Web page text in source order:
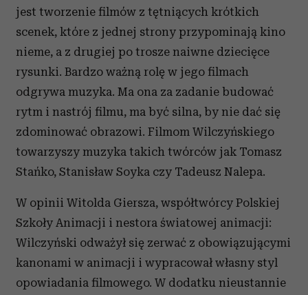
jest tworzenie filmów z tętniących krótkich
scenek, które z jednej strony przypominają kino
nieme, a z drugiej po trosze naiwne dziecięce
rysunki. Bardzo ważną rolę w jego filmach
odgrywa muzyka. Ma ona za zadanie budować
rytm i nastrój filmu, ma być silna, by nie dać się
zdominować obrazowi. Filmom Wilczyńskiego
towarzyszy muzyka takich twórców jak Tomasz
Stańko, Stanisław Soyka czy Tadeusz Nalepa.
W opinii Witolda Giersza, współtwórcy Polskiej
Szkoły Animacji i nestora światowej animacji:
Wilczyński odważył się zerwać z obowiązującymi
kanonami w animacji i wypracował własny styl
opowiadania filmowego. W dodatku nieustannie